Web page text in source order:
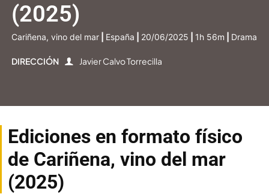
(2025)
Cariñena, vino del mar España 20/06/2025 1h 56m Drama
DIRECCIÓN Javier Calvo Torrecilla
Ediciones en formato físico
de Cariñena, vino del mar
(2025)